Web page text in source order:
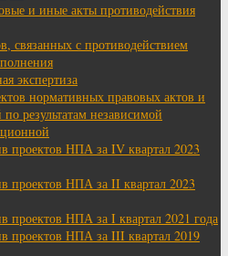
и иные акты противодействия
связанных с противодействием
экспертиза
нормативных правовых актов и
результатам независимой
проектов НПА за IV квартал 2023
проектов НПА за II квартал 2023
проектов НПА за I квартал 2021 года
проектов НПА за III квартал 2019